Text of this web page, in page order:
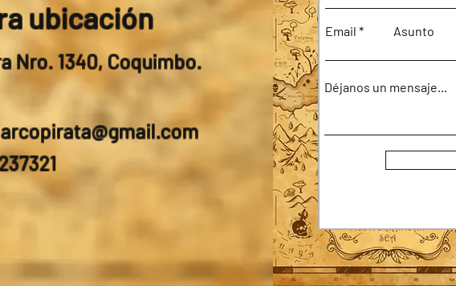
ubicación
Nro. 1340, Coquimbo.
Email Asunto
Déjanos un mensaje...